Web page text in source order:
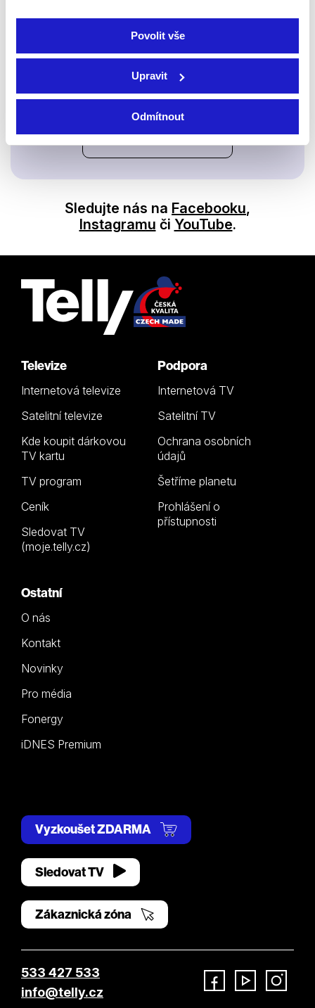
Povolit vše
Upravit
Odmítnout
Satelit
Prohlédnout zařízení
Sledujte nás na Facebooku,
Instagramu či YouTube.
Televize
Internetová televize
Satelitní televize
Kde koupit dárkovou
TV kartu
TV program
Ceník
Sledovat TV
(moje.telly.cz)
Podpora
Internetová TV
Satelitní TV
Ochrana osobních
údajů
Šetříme planetu
Prohlášení o
přístupnosti
Ostatní
O nás
Kontakt
Novinky
Pro média
Fonergy
iDNES Premium
Vyzkoušet ZDARMA
Sledovat TV
Zákaznická zóna
533 427 533
info@telly.cz